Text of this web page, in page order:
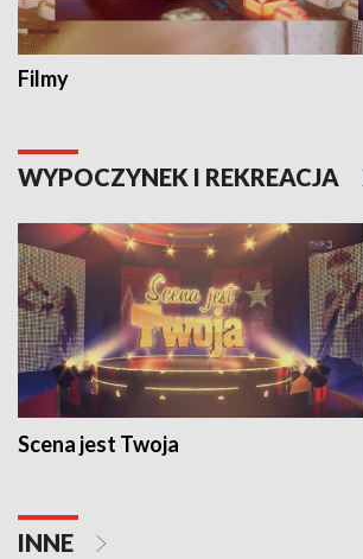
Filmy
WYPOCZYNEK I REKREACJA
Scena jest Twoja
INNE